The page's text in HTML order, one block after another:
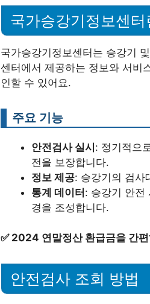
국가승강기정보센터
국가승강기정보센터는 승강기
센터에서 제공하는 정보와 서비
인할 수 있어요.
주요 기능
안전검사 실시: 정기적으
전을 보장합니다.
정보 제공: 승강기의 검사
통계 데이터: 승강기 안전
경을 조성합니다.
✅ 2024 연말정산 환급금을 간
안전검사 조회 방법